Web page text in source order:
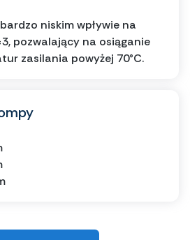
niskim wpływie na
pozwalający na osiąganie
zasilania powyżej 70°C.